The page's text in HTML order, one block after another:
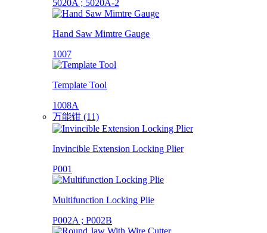
5020A ; 5020A-2
Hand Saw Mimtre Gauge
1007
Template Tool
1008A
万能钳 (11)
Invincible Extension Locking Plier
P001
Multifunction Locking Plie
P002A ; P002B